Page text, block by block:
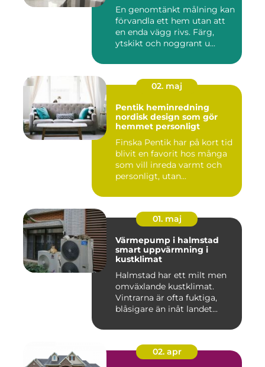
En genomtänkt målning kan
förvandla ett hem utan att
en enda vägg rivs. Färg,
ytskikt och noggrant u...
02. maj
Pentik heminredning
nordisk design som gör
hemmet personligt
Finska Pentik har på kort tid
blivit en favorit hos många
som vill inreda varmt och
personligt, utan...
01. maj
Värmepump i halmstad
smart uppvärmning i
kustklimat
Halmstad har ett milt men
omväxlande kustklimat.
Vintrarna är ofta fuktiga,
blåsigare än inåt landet...
02. apr